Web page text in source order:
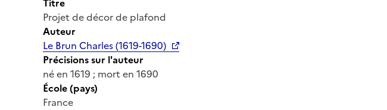
Projet de décor de plafond
Auteur
Le Brun Charles (1619-1690)
Précisions sur l'auteur
né en 1619 ; mort en 1690
École (pays)
France